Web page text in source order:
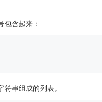
含起来：
串组成的列表。